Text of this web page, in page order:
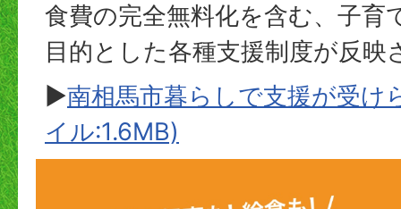
食費の完全無料化を含む、子育
目的とした各種支援制度が反映
▶南相馬市暮らしで支援が受け
イル:1.6MB)